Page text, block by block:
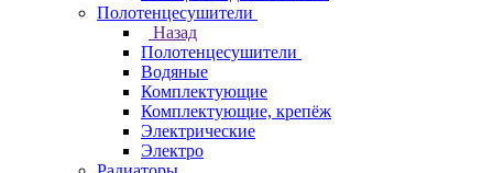
Полотенцесушители
Назад
Полотенцесушители
Водяные
Комплектующие
Комплектующие, крепёж
Электрические
Электро